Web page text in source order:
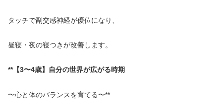
タッチで副交感神経が優位になり、
昼寝・夜の寝つきが改善します。
**【3〜4歳】自分の世界が広がる時期
〜心と体のバランスを育てる〜**